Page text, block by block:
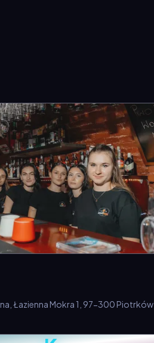
Łazienna Mokra 1, 97-300 Piotrków